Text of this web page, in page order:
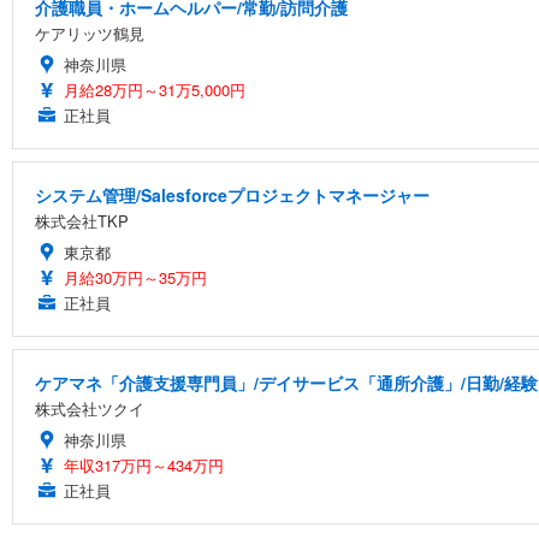
介護職員・ホームヘルパー/常勤/訪問介護
ケアリッツ鶴見
神奈川県
月給28万円～31万5,000円
正社員
システム管理/Salesforceプロジェクトマネージャー
株式会社TKP
東京都
月給30万円～35万円
正社員
ケアマネ「介護支援専門員」/デイサービス「通所介護」/日勤/経
株式会社ツクイ
神奈川県
年収317万円～434万円
正社員